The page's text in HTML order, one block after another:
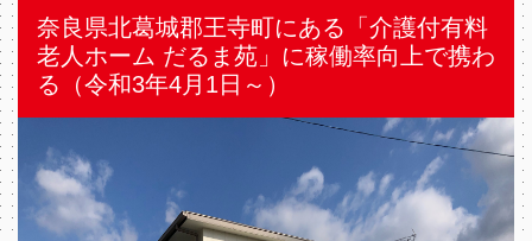
奈良県北葛城郡王寺町にある「介護付有料
老人ホーム だるま苑」に稼働率向上で携わ
る（令和3年4月1日～）